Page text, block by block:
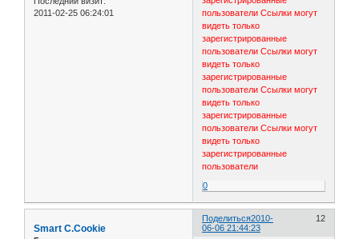
2011-02-25 06:24:01
пользователи Ссылки могут
видеть только
зарегистрированные
пользователи Ссылки могут
видеть только
зарегистрированные
пользователи Ссылки могут
видеть только
зарегистрированные
пользователи Ссылки могут
видеть только
зарегистрированные
пользователи
0
Поделиться 12
2010-
06-06 21:44:23
Smart C.Cookie